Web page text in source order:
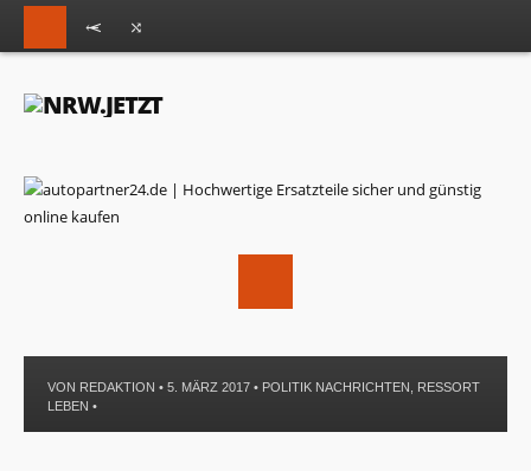
VON REDAKTION • 5. MÄRZ 2017 • POLITIK NACHRICHTEN
RESSORT
LEBEN •